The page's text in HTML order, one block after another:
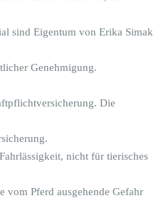
sind Eigentum von Erika Simak
Genehmigung.
Die
nicht für tierisches
vom Pferd ausgehende Gefahr